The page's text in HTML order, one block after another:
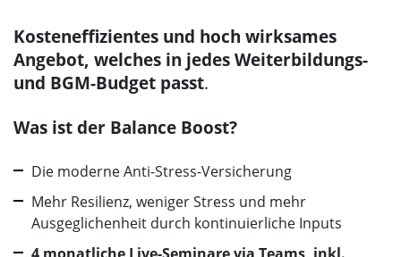
Kosteneffizientes und hoch wirksames
Angebot, welches in jedes Weiterbildungs-
und BGM-Budget passt.
Was ist der Balance Boost?
Die moderne Anti-Stress-Versicherung
Mehr Resilienz, weniger Stress und mehr
Ausgeglichenheit durch kontinuierliche Inputs